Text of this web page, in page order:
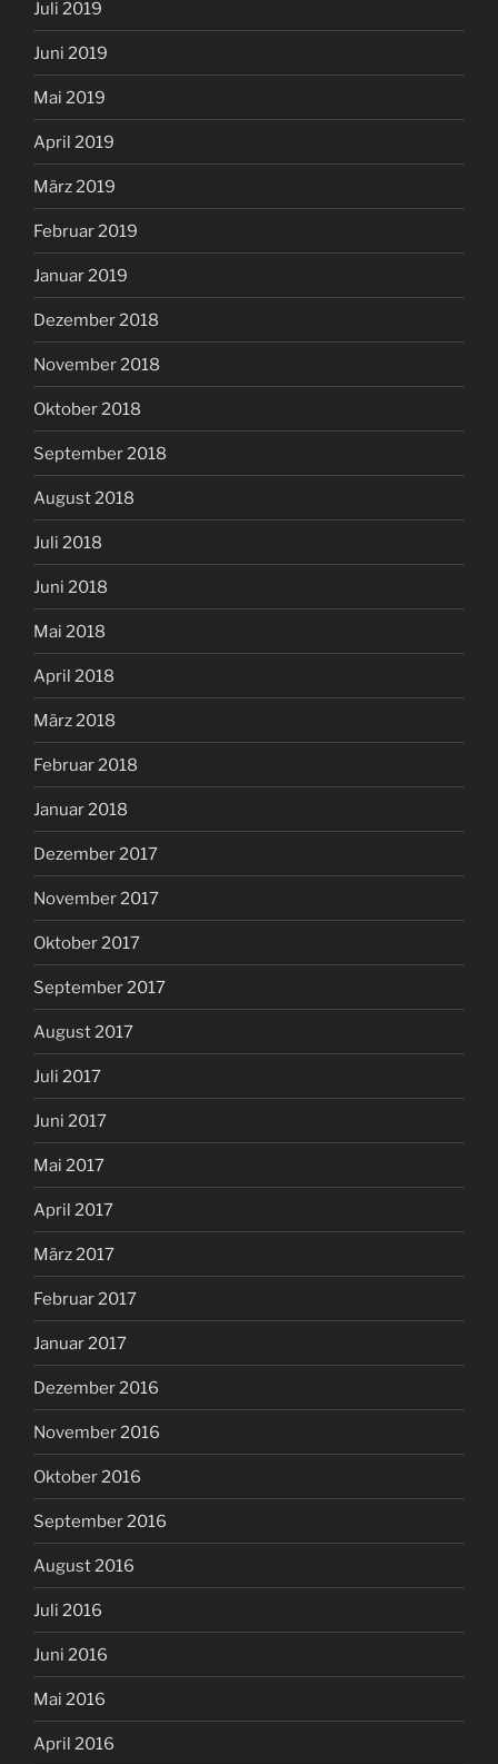
Juli 2019
Juni 2019
Mai 2019
April 2019
März 2019
Februar 2019
Januar 2019
Dezember 2018
November 2018
Oktober 2018
September 2018
August 2018
Juli 2018
Juni 2018
Mai 2018
April 2018
März 2018
Februar 2018
Januar 2018
Dezember 2017
November 2017
Oktober 2017
September 2017
August 2017
Juli 2017
Juni 2017
Mai 2017
April 2017
März 2017
Februar 2017
Januar 2017
Dezember 2016
November 2016
Oktober 2016
September 2016
August 2016
Juli 2016
Juni 2016
Mai 2016
April 2016